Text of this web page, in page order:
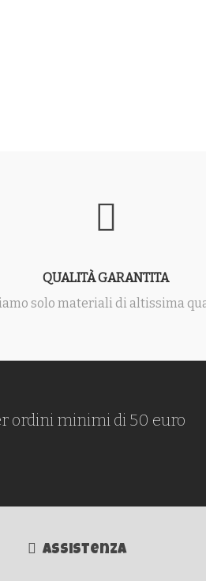
QUALITÀ GARANTITA
solo materiali di altissima
ordini minimi di 50 euro
Assistenza